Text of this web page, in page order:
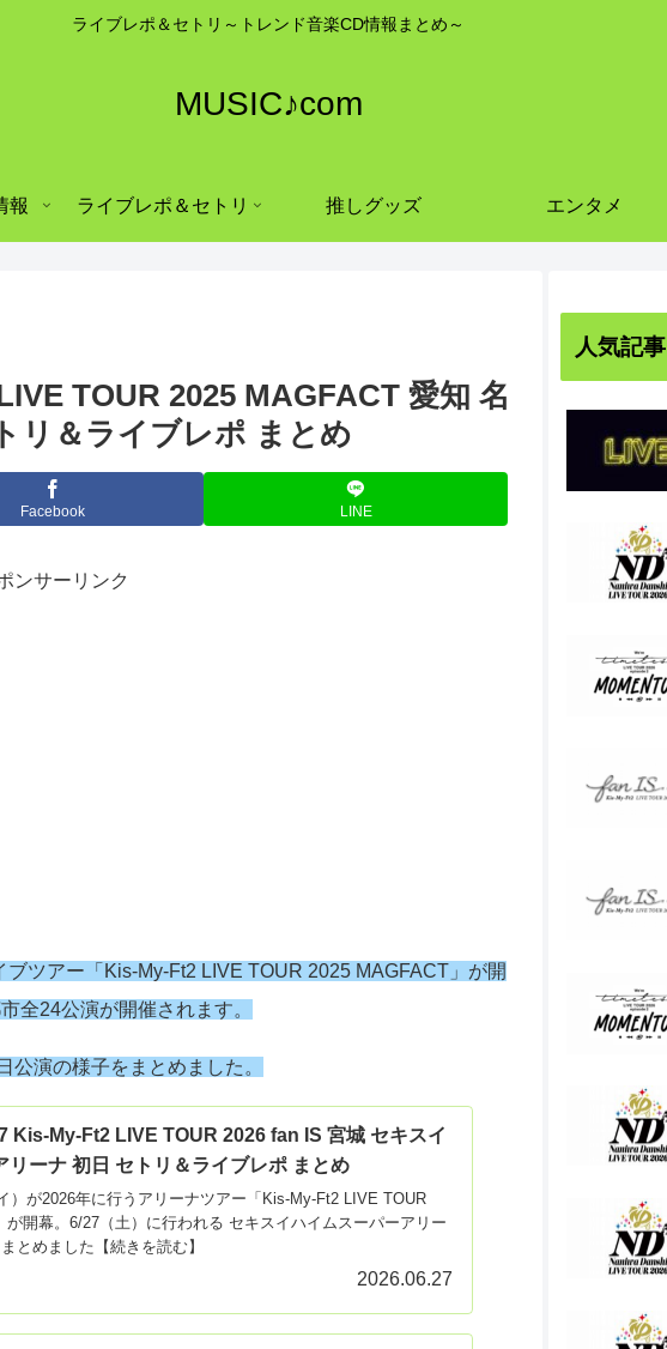
ライブレポ＆セトリ～トレンド音楽CD情報まとめ～
MUSIC♪com
報 ライブレポ＆セトリ 推しグッズ エンタメ
TOUR 2025 MAGFACT 愛知 名
リ＆ライブレポ まとめ
Facebook LINE
ンサーリンク
ツアー「Kis-My-Ft2 LIVE TOUR 2025 MAGFACT」が開
全24公演が開催されます。
演の様子をまとめました。
Kis-My-Ft2 LIVE TOUR 2026 fan IS 宮城 セキスイ
リーナ 初日 セトリ＆ライブレポ まとめ
）が2026年に行うアリーナツアー「Kis-My-Ft2 LIVE TOUR
が開幕。6/27（土）に行われる セキスイハイムスーパーアリー
とめました【続きを読む】
2026.06.27
人気記事